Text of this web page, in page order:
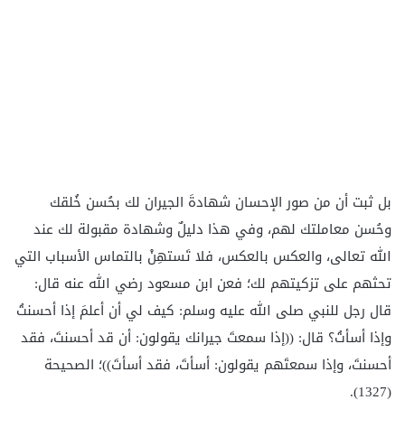
بل ثبت أن من صور الإحسان شهادةَ الجيران لك بحُسن خُلقك
وحُسن معاملتك لهم، وفي هذا دليلٌ وشهادة مقبولة لك عند
الله تعالى، والعكس بالعكس، فلا تَستهِنْ بالتماس الأسباب التي
تحثهم على تزكيتهم لك؛ فعن ابن مسعود رضي الله عنه قال:
قال رجل للنبي صلى الله عليه وسلم: كيف لي أن أعلمَ إذا أحسنتُ
وإذا أسأتُ؟ قال: ((إذا سمعتَ جيرانك يقولون: أن قد أحسنتَ، فقد
أحسنتَ، وإذا سمعتَهم يقولون: أسأتَ، فقد أسأتَ))؛ الصحيحة
(1327).